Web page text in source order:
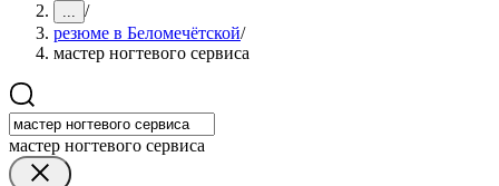
... /
резюме в Беломечётской/
мастер ногтевого сервиса
мастер ногтевого сервиса